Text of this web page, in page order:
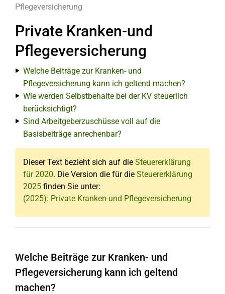
Pflegeversicherung
Private Kranken-und
Pflegeversicherung
Welche Beiträge zur Kranken- und
Pflegeversicherung kann ich geltend machen?
Wie werden Selbstbehalte bei der KV steuerlich
berücksichtigt?
Sind Arbeitgeberzuschüsse voll auf die
Basisbeiträge anrechenbar?
Dieser Text bezieht sich auf die Steuererklärung
für 2020. Die Version die für die Steuererklärung
2025 finden Sie unter:
(2025): Private Kranken-und Pflegeversicherung
Welche Beiträge zur Kranken- und
Pflegeversicherung kann ich geltend
machen?